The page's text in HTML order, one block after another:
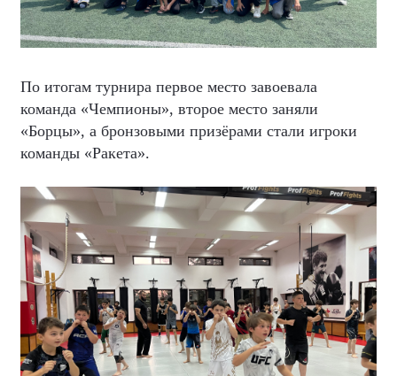
По итогам турнира первое место завоевала
команда «Чемпионы», второе место заняли
«Борцы», а бронзовыми призёрами стали игроки
команды «Ракета».